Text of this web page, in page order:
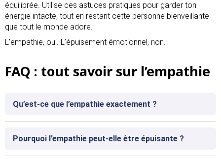
équilibrée. Utilise ces astuces pratiques pour garder ton
énergie intacte, tout en restant cette personne bienveillante
que tout le monde adore.
L’empathie, oui. L’épuisement émotionnel, non.
FAQ : tout savoir sur l’empathie
Qu’est-ce que l’empathie exactement ?
Pourquoi l’empathie peut-elle être épuisante ?